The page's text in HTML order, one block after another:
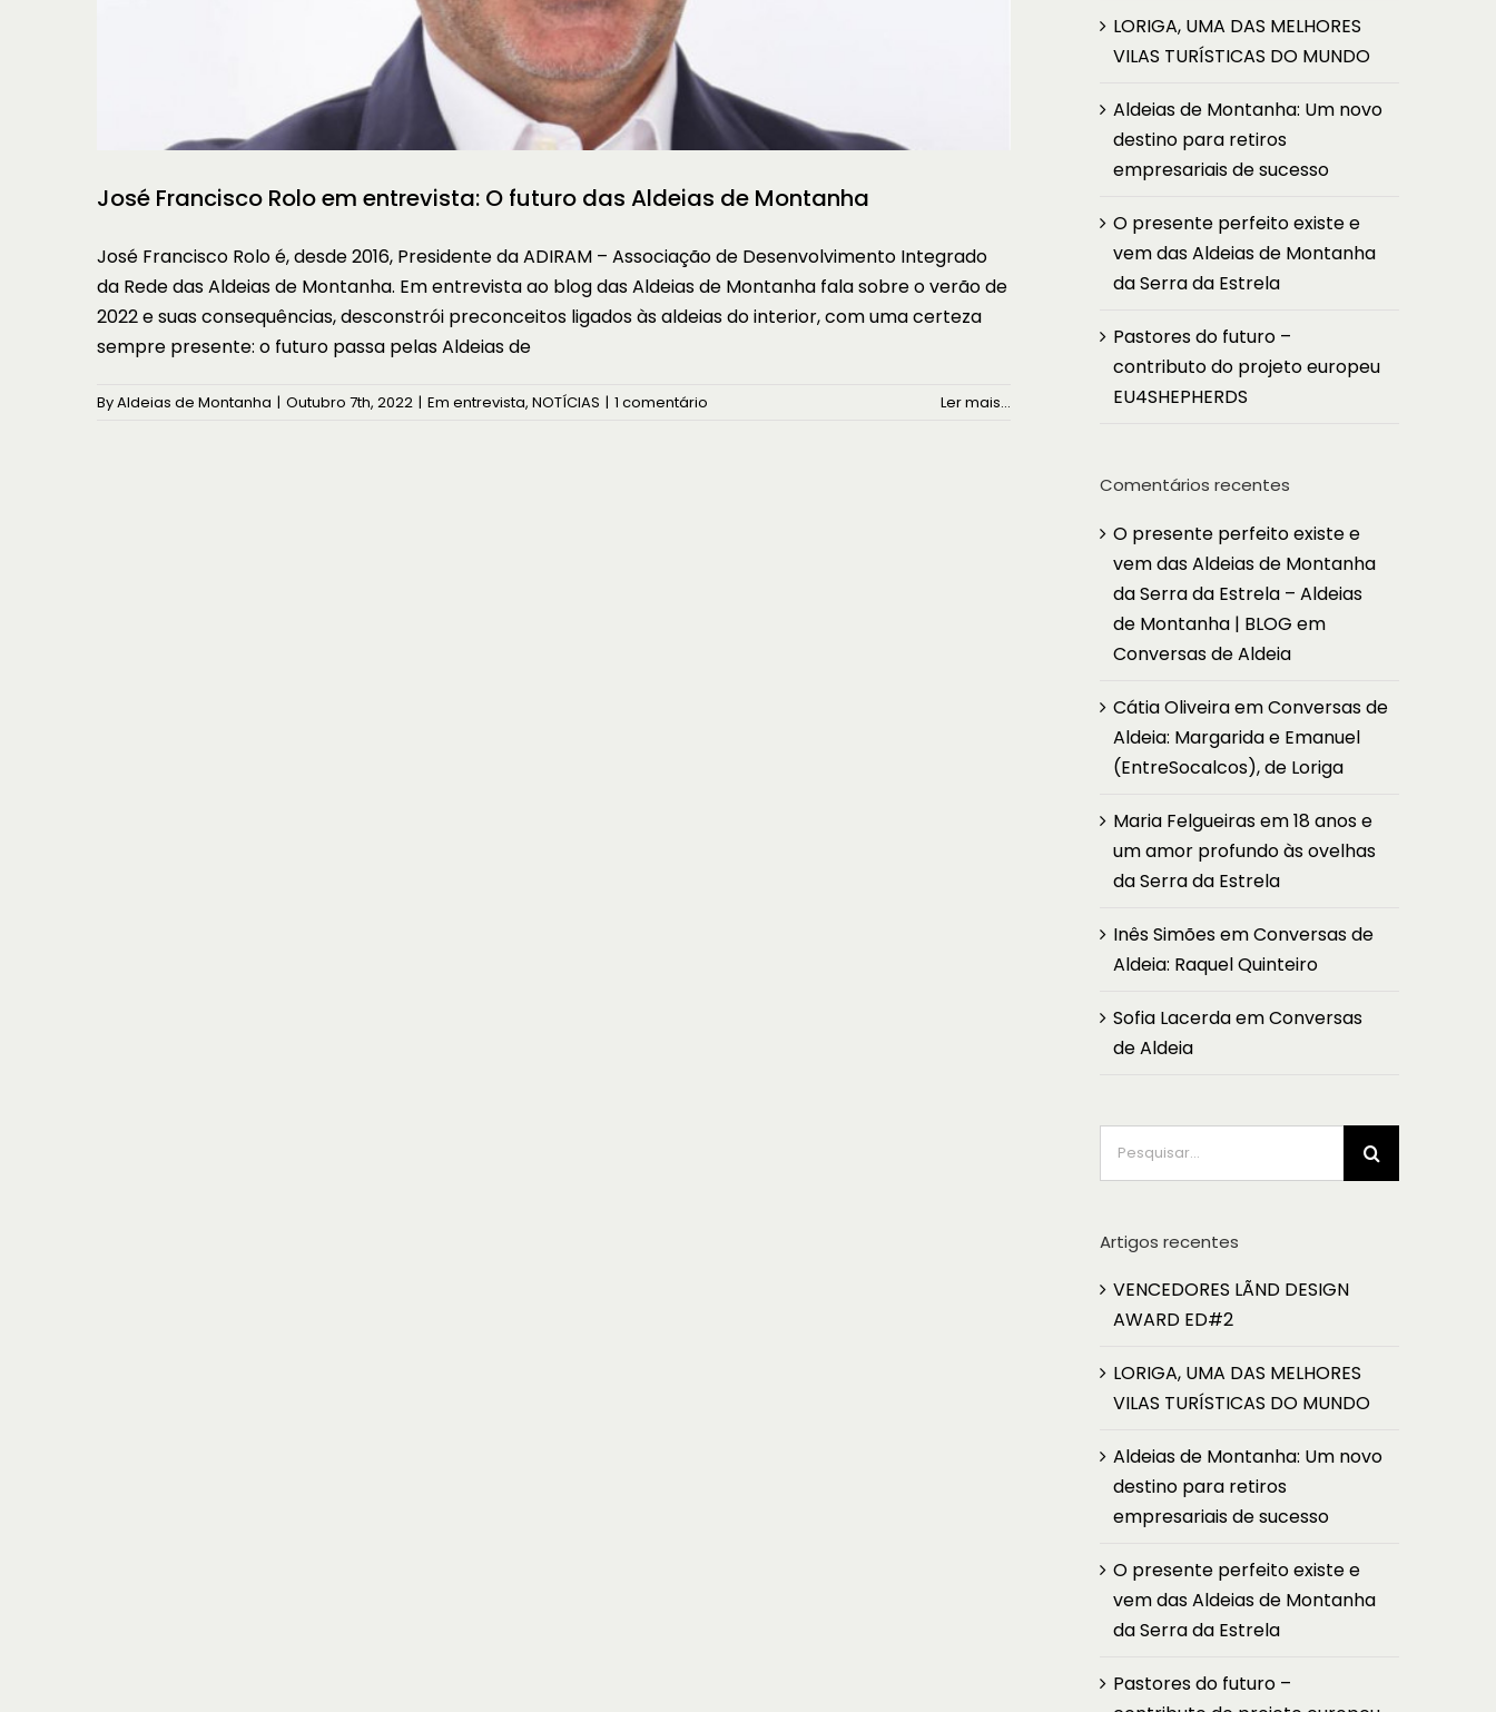
José Francisco Rolo em entrevista: O futuro das Aldeias de Montanha
José Francisco Rolo é, desde 2016, Presidente da ADIRAM – Associação de Desenvolvimento Integrado
da Rede das Aldeias de Montanha. Em entrevista ao blog das Aldeias de Montanha fala sobre o verão de
2022 e suas consequências, desconstrói preconceitos ligados às aldeias do interior, com uma certeza
sempre presente: o futuro passa pelas Aldeias de
ByAldeias de Montanha | Outubro 7th, 2022 | Em entrevista, NOTÍCIAS | 1 comentário Ler mais...
LORIGA, UMA DAS MELHORES
VILAS TURÍSTICAS DO MUNDO
Aldeias de Montanha: Um novo
destino para retiros
empresariais de sucesso
O presente perfeito existe e
vem das Aldeias de Montanha
da Serra da Estrela
Pastores do futuro –
contributo do projeto europeu
EU4SHEPHERDS
Comentários recentes
O presente perfeito existe e
vem das Aldeias de Montanha
da Serra da Estrela – Aldeias
de Montanha | BLOG em
Conversas de Aldeia
Cátia OliveiraemConversas de
Aldeia: Margarida e Emanuel
(EntreSocalcos), de Loriga
Maria Felgueirasem18 anos e
um amor profundo às ovelhas
da Serra da Estrela
Inês SimõesemConversas de
Aldeia: Raquel Quinteiro
Sofia LacerdaemConversas
de Aldeia
Artigos recentes
VENCEDORES LÃND DESIGN
AWARD ED#2
LORIGA, UMA DAS MELHORES
VILAS TURÍSTICAS DO MUNDO
Aldeias de Montanha: Um novo
destino para retiros
empresariais de sucesso
O presente perfeito existe e
vem das Aldeias de Montanha
da Serra da Estrela
Pastores do futuro –